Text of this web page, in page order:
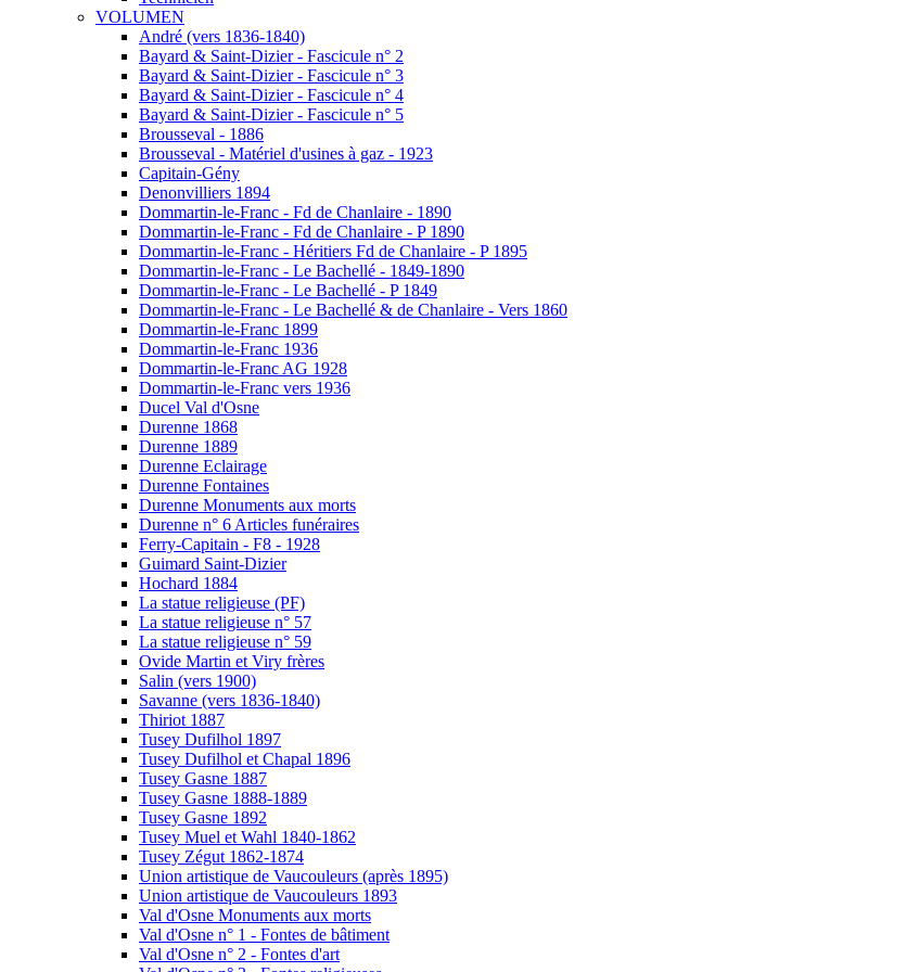
VOLUMEN
André (vers 1836-1840)
Bayard & Saint-Dizier - Fascicule n° 2
Bayard & Saint-Dizier - Fascicule n° 3
Bayard & Saint-Dizier - Fascicule n° 4
Bayard & Saint-Dizier - Fascicule n° 5
Brousseval - 1886
Brousseval - Matériel d'usines à gaz - 1923
Capitain-Gény
Denonvilliers 1894
Dommartin-le-Franc - Fd de Chanlaire - 1890
Dommartin-le-Franc - Fd de Chanlaire - P 1890
Dommartin-le-Franc - Héritiers Fd de Chanlaire - P 1895
Dommartin-le-Franc - Le Bachellé - 1849-1890
Dommartin-le-Franc - Le Bachellé - P 1849
Dommartin-le-Franc - Le Bachellé & de Chanlaire - Vers 1860
Dommartin-le-Franc 1899
Dommartin-le-Franc 1936
Dommartin-le-Franc AG 1928
Dommartin-le-Franc vers 1936
Ducel Val d'Osne
Durenne 1868
Durenne 1889
Durenne Eclairage
Durenne Fontaines
Durenne Monuments aux morts
Durenne n° 6 Articles funéraires
Ferry-Capitain - F8 - 1928
Guimard Saint-Dizier
Hochard 1884
La statue religieuse (PF)
La statue religieuse n° 57
La statue religieuse n° 59
Ovide Martin et Viry frères
Salin (vers 1900)
Savanne (vers 1836-1840)
Thiriot 1887
Tusey Dufilhol 1897
Tusey Dufilhol et Chapal 1896
Tusey Gasne 1887
Tusey Gasne 1888-1889
Tusey Gasne 1892
Tusey Muel et Wahl 1840-1862
Tusey Zégut 1862-1874
Union artistique de Vaucouleurs (après 1895)
Union artistique de Vaucouleurs 1893
Val d'Osne Monuments aux morts
Val d'Osne n° 1 - Fontes de bâtiment
Val d'Osne n° 2 - Fontes d'art